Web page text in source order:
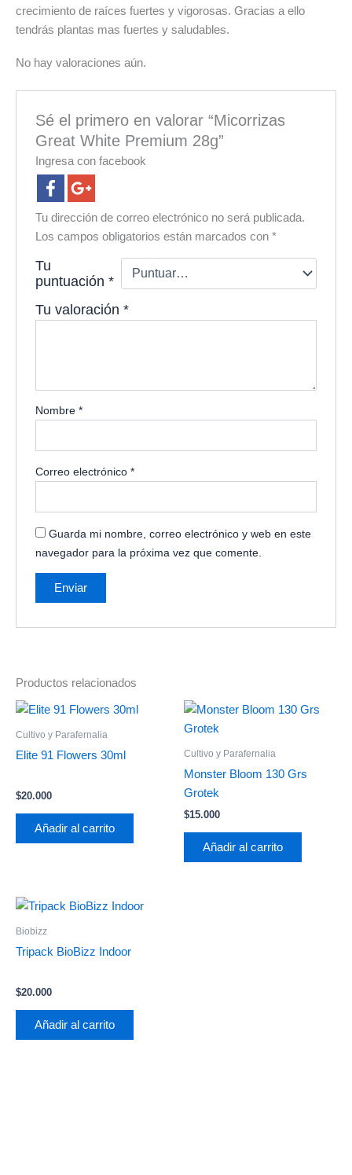
crecimiento de raíces fuertes y vigorosas. Gracias a ello
tendrás plantas mas fuertes y saludables.
No hay valoraciones aún.
Sé el primero en valorar “Micorrizas
Great White Premium 28g”
Ingresa con facebook
Tu dirección de correo electrónico no será publicada.
Los campos obligatorios están marcados con*
Tu
puntuación*
Tu valoración*
Nombre*
Correo electrónico*
Guarda mi nombre, correo electrónico y web en este
navegador para la próxima vez que comente.
Productos relacionados
Cultivo y Parafernalia
Elite 91 Flowers 30ml
$20.000
Añadir al carrito
Cultivo y Parafernalia
Monster Bloom 130 Grs
Grotek
$15.000
Añadir al carrito
Biobizz
Tripack BioBizz Indoor
$20.000
Añadir al carrito